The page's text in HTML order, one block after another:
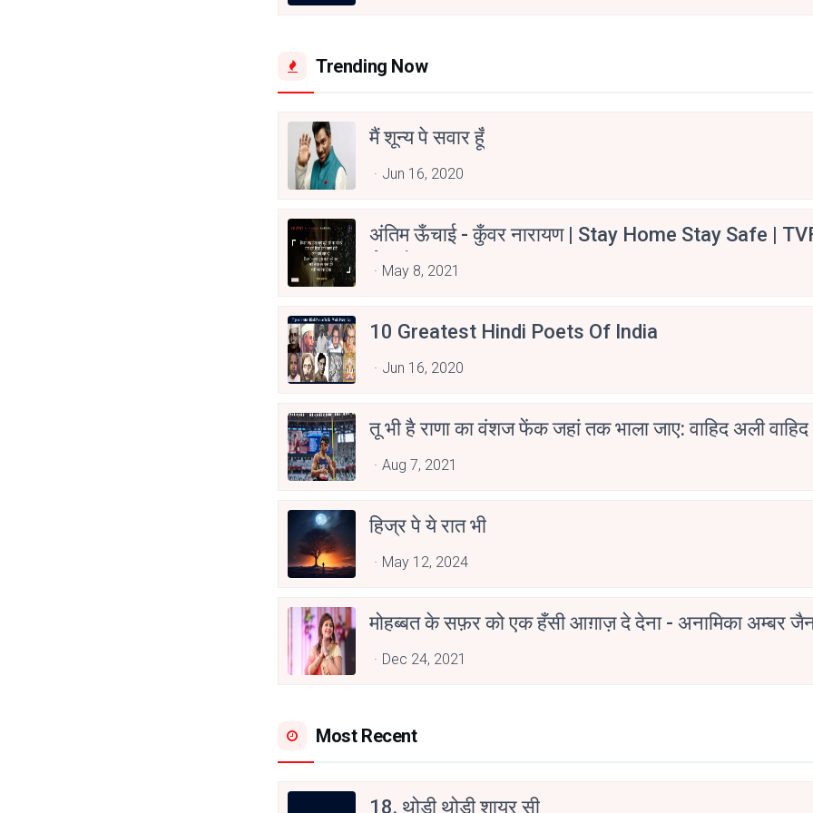
Trending Now
मैं शून्य पे सवार हूँ
Jun 16, 2020
अंतिम ऊँचाई - कुँवर नारायण | Stay Home Stay Safe |
Aspirants
May 8, 2021
10 Greatest Hindi Poets Of India
Jun 16, 2020
तू भी है राणा का वंशज फेंक जहां तक भाला जाए: वाहिद अली वाहिद
Aug 7, 2021
हिज्र पे ये रात भी
May 12, 2024
मोहब्बत के सफ़र को एक हँसी आग़ाज़ दे देना - अनामिका अम्बर
Dec 24, 2021
Most Recent
18. थोड़ी थोड़ी शायर सी